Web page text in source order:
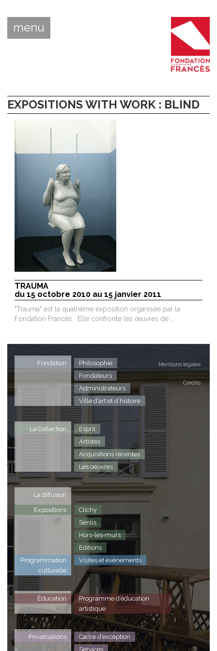
menu
EXPOSITIONS WITH WORK : BLIND
TRAUMA
du 15 octobre 2010 au 15 janvier 2011
"Trauma" est la quatrième exposition organisée par la
Fondation Francès. Elle confronte les œuvres de …
Mentions légales
Crédits
Fondation
Philosophie
Fondateurs
Administrateurs
Ville d’art et d’histoire
La Collection
Esprit
Artistes
Acquisitions récentes
Les oeuvres
La diffusion
Expositions
Clichy
Senlis
Hors-les-murs
Editions
Programmation
culturelle
Visites et évènements
Éducation
Programme d’éducation
artistique
Privatisations
Cadre d’exception
Services